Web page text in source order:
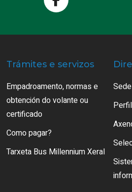
Trámites e servizos
Empadroamento, normas e
obtención do volante ou
certificado
Como pagar?
Tarxeta Bus Millennium Xeral